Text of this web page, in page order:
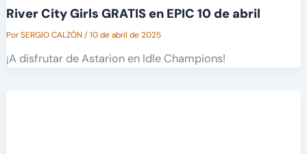
River City Girls GRATIS en EPIC 10 de abril
PorSERGIO CALZÓN/10 de abril de 2025
¡A disfrutar de Astarion en Idle Champions!